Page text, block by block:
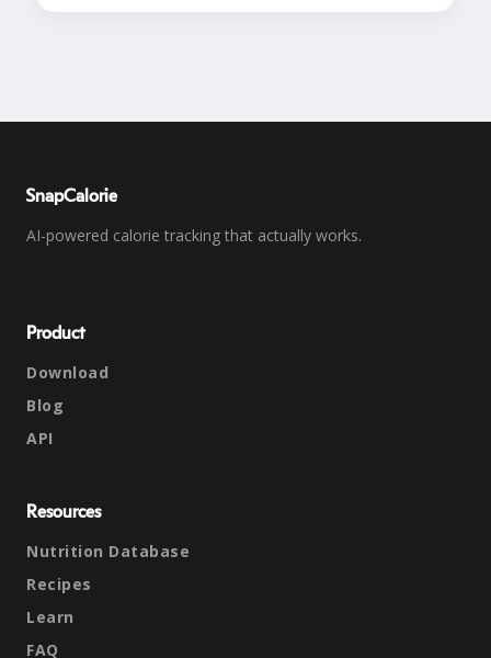
SnapCalorie
AI-powered calorie tracking that actually works.
Product
Download
Blog
API
Resources
Nutrition Database
Recipes
Learn
FAQ